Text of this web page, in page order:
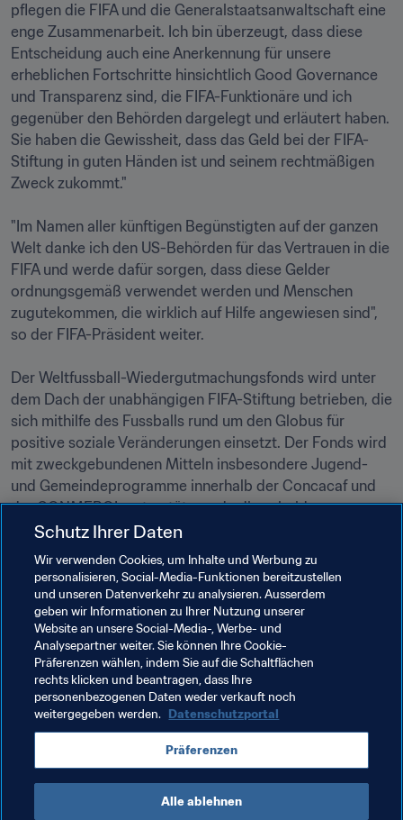
pflegen die FIFA und die Generalstaatsanwaltschaft eine
enge Zusammenarbeit. Ich bin überzeugt, dass diese
Entscheidung auch eine Anerkennung für unsere
erheblichen Fortschritte hinsichtlich Good Governance
und Transparenz sind, die FIFA-Funktionäre und ich
gegenüber den Behörden dargelegt und erläutert haben.
Sie haben die Gewissheit, dass das Geld bei der FIFA-
Stiftung in guten Händen ist und seinem rechtmäßigen
Zweck zukommt."
"Im Namen aller künftigen Begünstigten auf der ganzen
Welt danke ich den US-Behörden für das Vertrauen in die
FIFA und werde dafür sorgen, dass diese Gelder
ordnungsgemäß verwendet werden und Menschen
zugutekommen, die wirklich auf Hilfe angewiesen sind",
so der FIFA-Präsident weiter.
Der Weltfussball-Wiedergutmachungsfonds wird unter
dem Dach der unabhängigen FIFA-Stiftung betrieben, die
sich mithilfe des Fussballs rund um den Globus für
positive soziale Veränderungen einsetzt. Der Fonds wird
mit zweckgebundenen Mitteln insbesondere Jugend-
und Gemeindeprogramme innerhalb der Concacaf und
der CONMEBOL unterstützen, da diese beiden
Konföderationen durch die Straftaten am stärksten
geschädigt wurden. Alle Projekte werden strengen
Kontrollen, Revisionen und Compliance-Prüfungen
unterzogen, damit volle Transparenz und Rechenschaft
garantiert sind.
Verwandte Themen
FIFA-Präsident FIFA-Stiftung Organisation
Organisation FIFA-Rat
Schutz Ihrer Daten
Wir verwenden Cookies, um Inhalte und Werbung zu
personalisieren, Social-Media-Funktionen bereitzustellen
und unseren Datenverkehr zu analysieren. Ausserdem
geben wir Informationen zu Ihrer Nutzung unserer
Website an unsere Social-Media-, Werbe- und
Analysepartner weiter. Sie können Ihre Cookie-
Präferenzen wählen, indem Sie auf die Schaltflächen
rechts klicken und beantragen, dass Ihre
personenbezogenen Daten weder verkauft noch
weitergegeben werden. Datenschutzportal
Präferenzen
Alle ablehnen